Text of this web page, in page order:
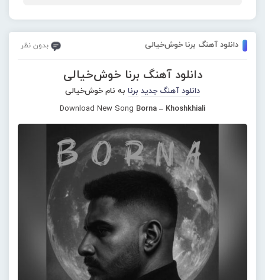
دانلود آهنگ برنا خوش‌خیالی بدون نظر
دانلود آهنگ برنا خوش‌خیالی
دانلود آهنگ جدید برنا به نام خوش‌خیالی
Download New Song Borna – Khoshkhiali